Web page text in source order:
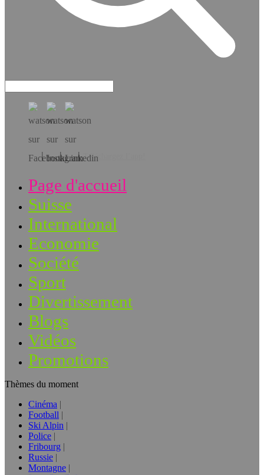
Téléchargez l’app!
Page d'accueil
Suisse
International
Economie
Société
Sport
Divertissement
Blogs
Vidéos
Promotions
Thèmes du moment
Cinéma
Football
Ski Alpin
Police
Fribourg
Russie
Montagne